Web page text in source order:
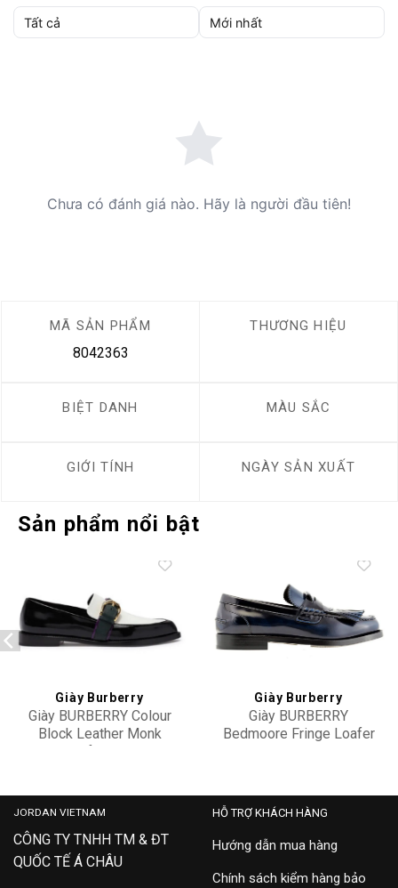
Chưa có đánh giá nào. Hãy là người đầu tiên!
MÃ SẢN PHẨM
8042363
THƯƠNG HIỆU
BIỆT DANH MÀU SẮC
GIỚI TÍNH NGÀY SẢN XUẤT
Sản phẩm nổi bật
Add to
wishlist
Giày Burberry
Giày BURBERRY Colour
Block Leather Monk
Strap Loafers 4075729
Add to
wishlist
Giày Burberry
Giày BURBERRY
Bedmoore Fringe Loafer
JORDAN VIETNAM
CÔNG TY TNHH TM & ĐT
QUỐC TẾ Á CHÂU
HỖ TRỢ KHÁCH HÀNG
Hướng dẫn mua hàng
Chính sách kiểm hàng bảo